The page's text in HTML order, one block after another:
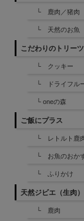
└ 鹿肉／猪肉
└ 天然のお魚
こだわりのトリーツ
└ クッキー
└ ドライフル
└ oneの森
ご飯にプラス
└ レトルト鹿
└ お魚のおか
└ ふりかけ
天然ジビエ（生肉）
└ 鹿肉